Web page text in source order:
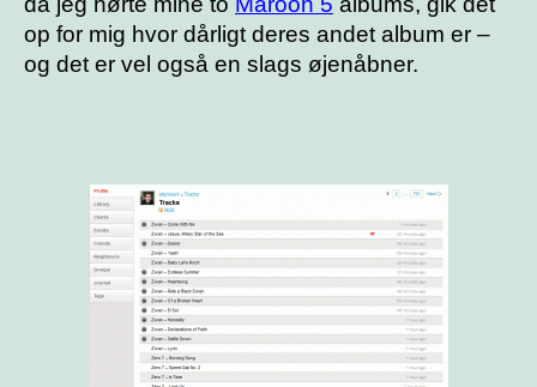
op for mig hvor dårligt deres andet album er –
og det er vel også en slags øjenåbner.